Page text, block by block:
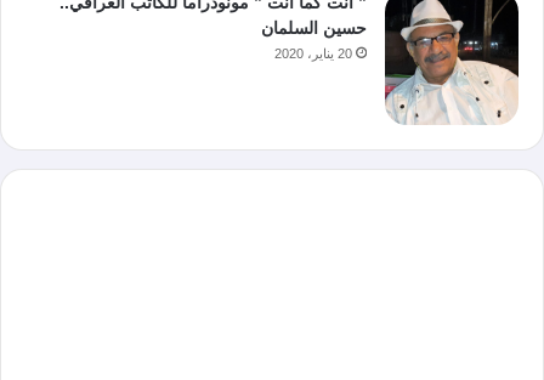
حسين السلمان
20 يناير، 2020